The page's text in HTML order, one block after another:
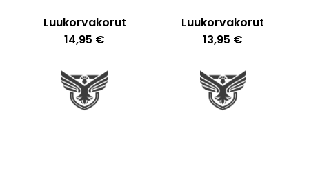
Luukorvakorut
14,95 €
Luukorvakorut
13,95 €